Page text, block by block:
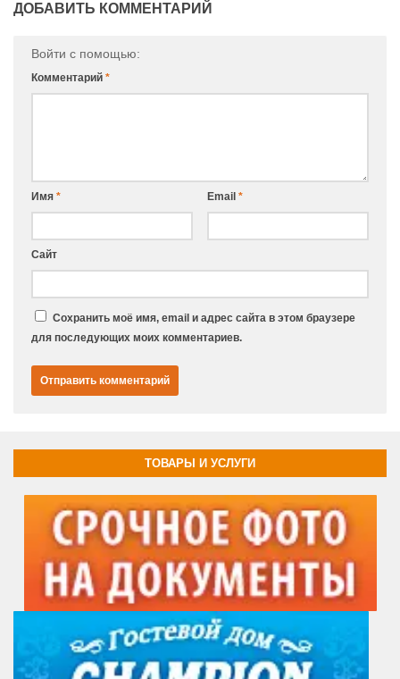
ДОБАВИТЬ КОММЕНТАРИЙ
Войти с помощью:
Комментарий *
Имя * Email *
Сайт
Сохранить моё имя, email и адрес сайта в этом браузере
для последующих моих комментариев.
ТОВАРЫ И УСЛУГИ